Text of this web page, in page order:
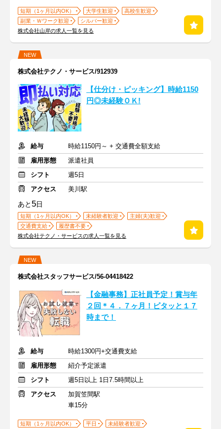
短期（1ヶ月以内OK） 大学生歓迎
高校生歓迎
副業・Ｗワーク歓迎
シルバー歓迎
株式会社山岸の求人一覧を見る
NEW
株式会社テクノ・サービス/912939
【仕分け・ピッキング】時給1150
円◎未経験ＯＫ!
給与
時給1150円～ + 交通費全額支給
雇用形態
派遣社員
シフト
週5日
アクセス
美川駅
あと 5日
短期（1ヶ月以内OK） 未経験者歓迎
主婦(夫)歓迎
交通費支給
履歴書不要
株式会社テクノ・サービスの求人一覧を見る
NEW
株式会社スタッフサービス/56-04418422
【金融事務】正社員予定！賞与年
２回＊４．７ヶ月！ピタッと１７
時まで！
給与
時給1300円+交通費支給
雇用形態
紹介予定派遣
シフト
週5日以上 1日7.5時間以上
アクセス
加賀笠間駅
車15分
短期（1ヶ月以内OK） 平日
未経験者歓迎